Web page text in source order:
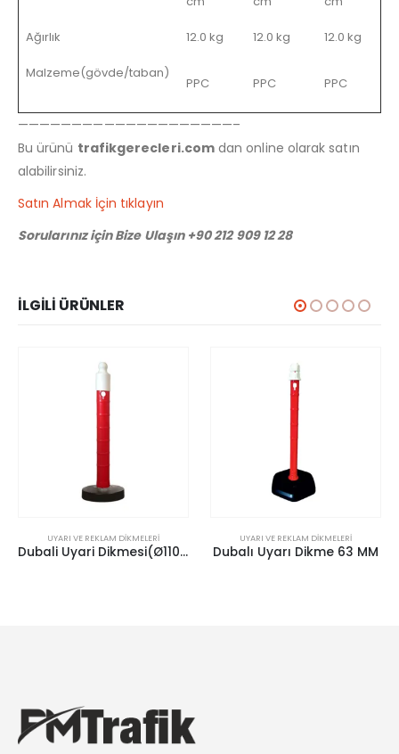
Ağırlık 12.0 kg 12.0 kg 12.0 kg
Malzeme(gövde/taban)
PPC PPC PPC
————————————————————–
Bu ürünü trafikgerecleri.comdan online olarak satın
alabilirsiniz.
Satın Almak İçin tıklayın
Sorularınız için Bize Ulaşın +90 212 909 12 28
İLGILI ÜRÜNLER
UYARI VE REKLAM DIKMELERI
Dubali Uyari Dikmesi(Ø110Mm) 12402Db
UYARI VE REKLAM DIKMELERI
Dubalı Uyarı Dikme 63 MM